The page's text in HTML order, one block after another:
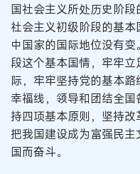
国社会主义所处历史阶
社会主义初级阶段的基
中国家的国际地位没有
段这个基本国情，牢牢
际，牢牢坚持党的基本
幸福线，领导和团结全
持四项基本原则，坚持
把我国建设成为富强民
国而奋斗。